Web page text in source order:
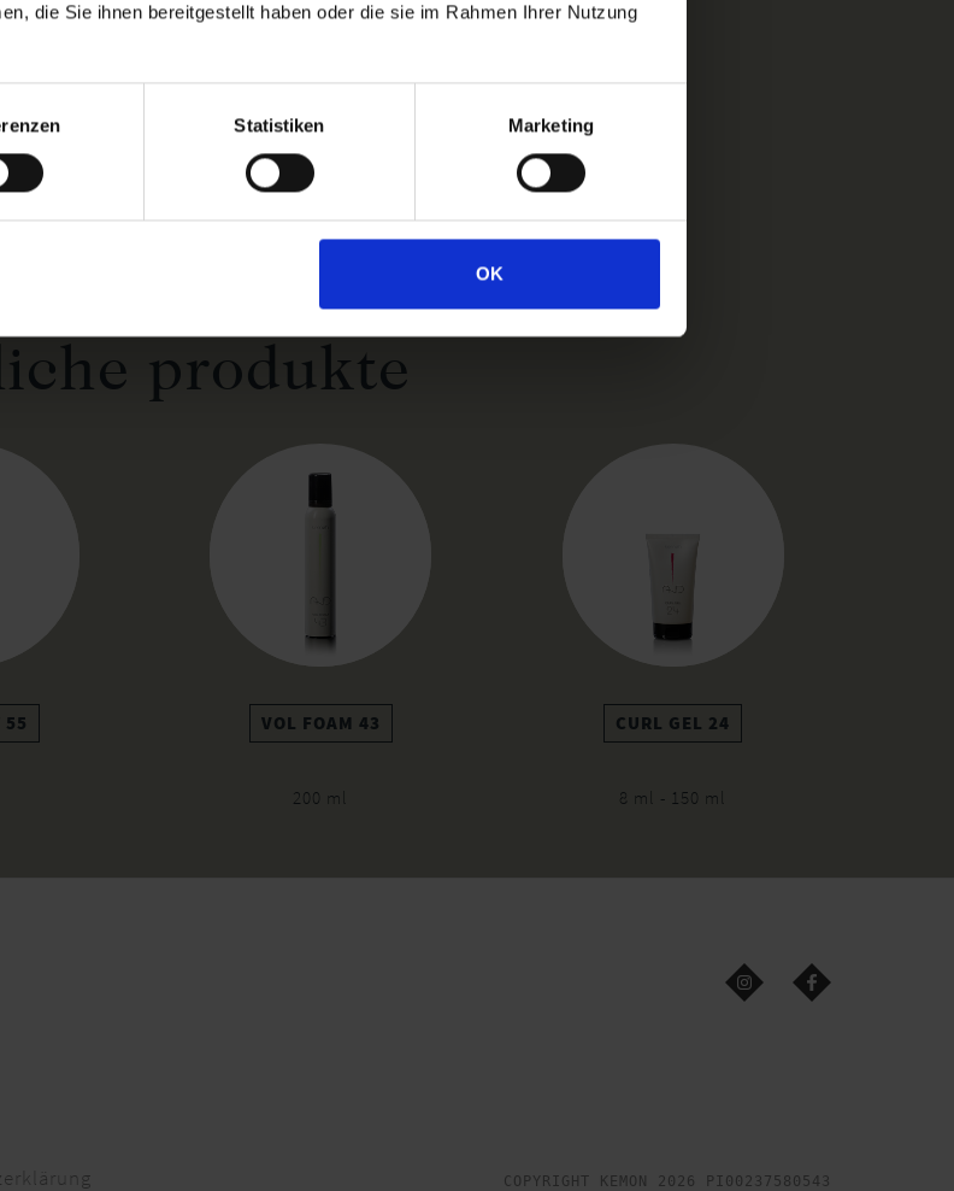
die Sie ihnen bereitgestellt haben oder die sie im Rahmen Ihrer Nutzung
Statistiken Marketing
OK
produkte
55 VOL FOAM 43
200 ml
CURL GEL 24
8 ml - 150 ml
COPYRIGHT KEMON 2026 PI00237580543